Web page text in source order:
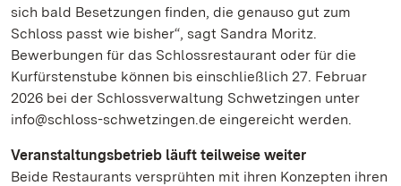
sich bald Besetzungen finden, die genauso gut zum
Schloss passt wie bisher“, sagt Sandra Moritz.
Bewerbungen für das Schlossrestaurant oder für die
Kurfürstenstube können bis einschließlich 27. Februar
2026 bei der Schlossverwaltung Schwetzingen unter
info@schloss-schwetzingen.de eingereicht werden.
Veranstaltungsbetrieb läuft teilweise weiter
Beide Restaurants versprühten mit ihren Konzepten ihren